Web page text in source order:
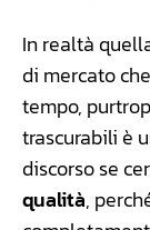
In realtà
di mercato
tempo,
trascurabili è
discorso se
qualità,